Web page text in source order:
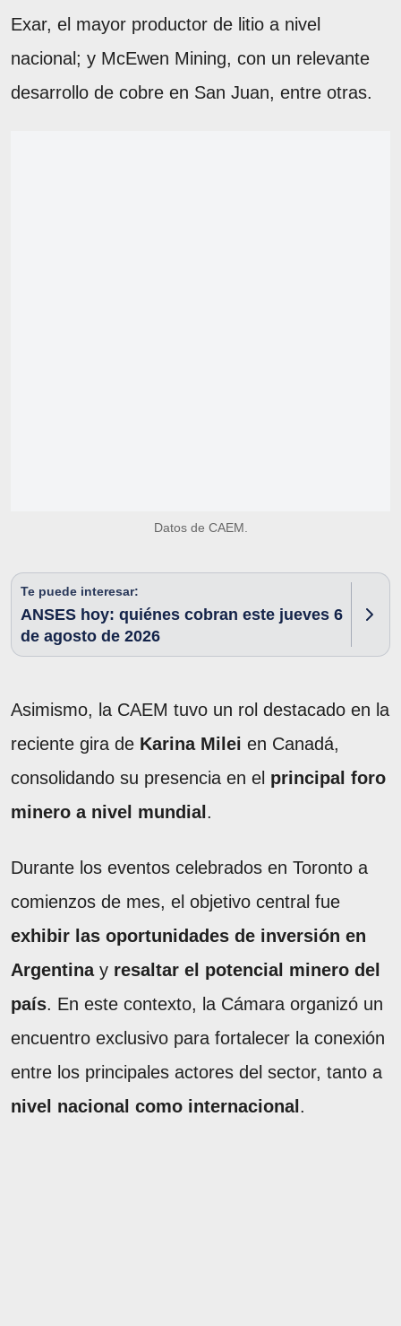
Exar, el mayor productor de litio a nivel
nacional; y McEwen Mining, con un relevante
desarrollo de cobre en San Juan, entre otras.
Datos de CAEM.
Te puede interesar:
ANSES hoy: quiénes cobran este jueves 6
de agosto de 2026
Asimismo, la CAEM tuvo un rol destacado en la
reciente gira de Karina Milei en Canadá,
consolidando su presencia en el principal foro
minero a nivel mundial .
Durante los eventos celebrados en Toronto a
comienzos de mes, el objetivo central fue
exhibir las oportunidades de inversión en
Argentinay resaltar el potencial minero del
país. En este contexto, la Cámara organizó un
encuentro exclusivo para fortalecer la conexión
entre los principales actores del sector, tanto a
nivel nacional como internacional .